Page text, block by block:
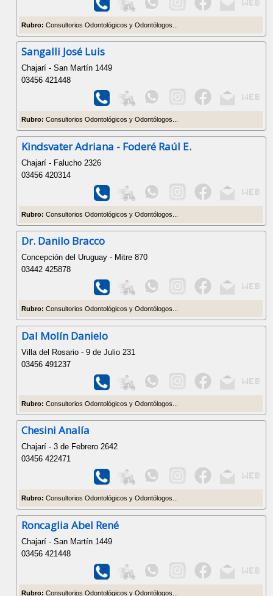
Rubro: Consultorios Odontológicos y Odontólogos...
Sangalli José Luis
Chajarí - San Martín 1449
03456 421448
Rubro: Consultorios Odontológicos y Odontólogos...
Kindsvater Adriana - Foderé Raúl E.
Chajarí - Falucho 2326
03456 420314
Rubro: Consultorios Odontológicos y Odontólogos...
Dr. Danilo Bracco
Concepción del Uruguay - Mitre 870
03442 425878
Rubro: Consultorios Odontológicos y Odontólogos...
Dal Molín Danielo
Villa del Rosario - 9 de Julio 231
03456 491237
Rubro: Consultorios Odontológicos y Odontólogos...
Chesini Analía
Chajarí - 3 de Febrero 2642
03456 422471
Rubro: Consultorios Odontológicos y Odontólogos...
Roncaglia Abel René
Chajarí - San Martín 1449
03456 421448
Rubro: Consultorios Odontológicos y Odontólogos...